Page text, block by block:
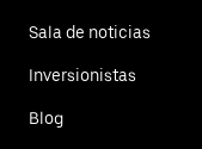
Sala de noticias
Inversionistas
Blog